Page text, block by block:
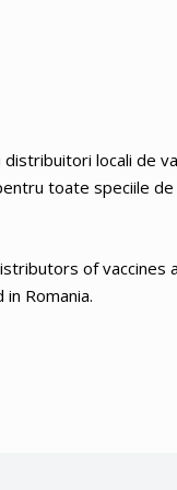
locali de
toate speciile de
of
Romania.